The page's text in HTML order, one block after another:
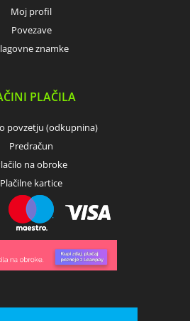
Moj profil
Povezave
znamke
PLAČILA
povzetju (odkupnina)
Predračun
na obroke
Plačilne kartice